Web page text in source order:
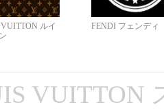
ルイ
FENDI フェンディ
VUITTON